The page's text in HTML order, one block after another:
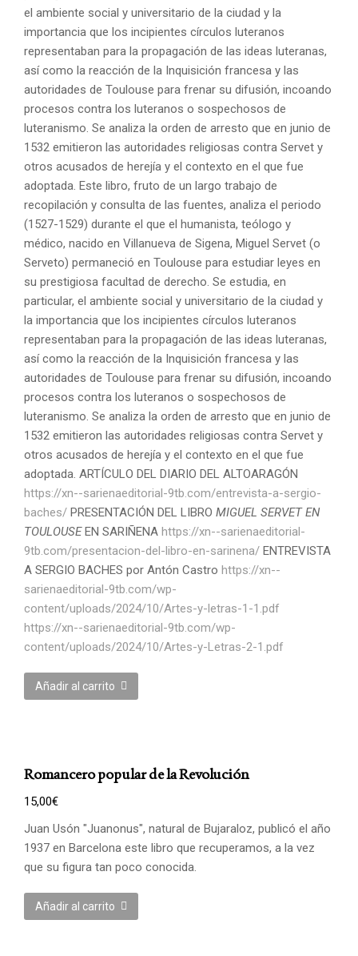
el ambiente social y universitario de la ciudad y la
importancia que los incipientes círculos luteranos
representaban para la propagación de las ideas luteranas,
así como la reacción de la Inquisición francesa y las
autoridades de Toulouse para frenar su difusión, incoando
procesos contra los luteranos o sospechosos de
luteranismo. Se analiza la orden de arresto que en junio de
1532 emitieron las autoridades religiosas contra Servet y
otros acusados de herejía y el contexto en el que fue
adoptada. Este libro, fruto de un largo trabajo de
recopilación y consulta de las fuentes, analiza el periodo
(1527-1529) durante el que el humanista, teólogo y
médico, nacido en Villanueva de Sigena, Miguel Servet (o
Serveto) permaneció en Toulouse para estudiar leyes en
su prestigiosa facultad de derecho. Se estudia, en
particular, el ambiente social y universitario de la ciudad y
la importancia que los incipientes círculos luteranos
representaban para la propagación de las ideas luteranas,
así como la reacción de la Inquisición francesa y las
autoridades de Toulouse para frenar su difusión, incoando
procesos contra los luteranos o sospechosos de
luteranismo. Se analiza la orden de arresto que en junio de
1532 emitieron las autoridades religiosas contra Servet y
otros acusados de herejía y el contexto en el que fue
adoptada. ARTÍCULO DEL DIARIO DEL ALTOARAGÓN
https://xn--sarienaeditorial-9tb.com/entrevista-a-sergio-
baches/ PRESENTACIÓN DEL LIBRO MIGUEL SERVET EN
TOULOUSEEN SARIÑENA https://xn--sarienaeditorial-
9tb.com/presentacion-del-libro-en-sarinena/ ENTREVISTA
A SERGIO BACHES por Antón Castro https://xn--
sarienaeditorial-9tb.com/wp-
content/uploads/2024/10/Artes-y-letras-1-1.pdf
https://xn--sarienaeditorial-9tb.com/wp-
content/uploads/2024/10/Artes-y-Letras-2-1.pdf
Añadir al carrito
Romancero popular de la Revolución
15,00€
Juan Usón "Juanonus", natural de Bujaraloz, publicó el año
1937 en Barcelona este libro que recuperamos, a la vez
que su figura tan poco conocida.
Añadir al carrito